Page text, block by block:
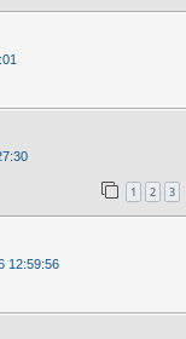
1 2 3
12:59:56